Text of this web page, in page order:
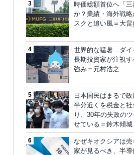
時価総額首位へ「
か？業績・海外戦略
スクと追い風＝大畠
世界的な猛暑…ダイ
長期投資家が注視
強み＝元村浩之
日本国民はまるで
半分近くを税金と
り、30年の失政の
せている＝鈴木傾城
なぜキオクシアは
家が見るべき、半導